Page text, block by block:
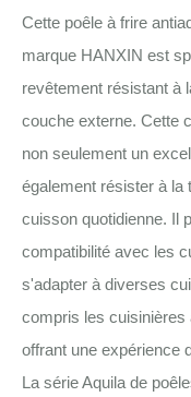
Cette poêle à frire
marque HANXIN est
revêtement résistant à
couche externe. Cette
non seulement un
également résister à la
cuisson quotidienne. Il
compatibilité avec les
s'adapter à diverses
compris les cuisinières
offrant une expérience
La série Aquila de